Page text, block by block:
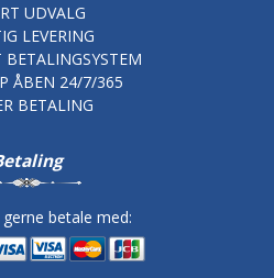
UDVALG
LEVERING
ÅBEN 24/7/365
BETALING
betale med: